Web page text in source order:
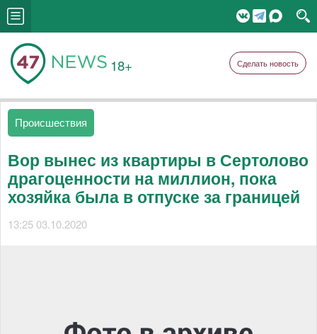
18+ Сделать новость
Происшествия
Вор вынес из квартиры в Сертолово
драгоценности на миллион, пока
хозяйка была в отпуске за границей
13:25 03.10.2020